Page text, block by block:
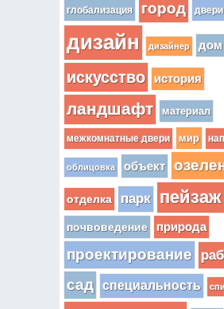
глобализация город двери
дизайн дизайнер дом
искусство история
ландшафт материал
межкомнатные двери мир
облицовка объект
отделка парк пейзаж
почвоведение природа
проектирование
сад специальность